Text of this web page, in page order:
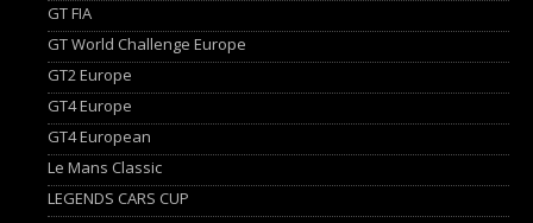
GT FIA
GT World Challenge Europe
GT2 Europe
GT4 Europe
GT4 European
Le Mans Classic
LEGENDS CARS CUP